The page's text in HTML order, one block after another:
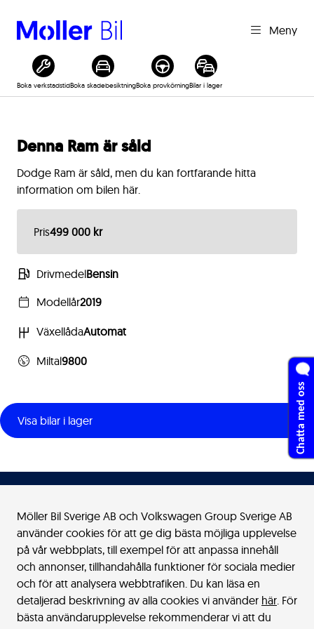
Meny
Boka verkstadstidBoka skadebesiktningBoka provkörningBilar i lager
Möller Bil Sverige AB och Volkswagen Group Sverige AB
använder cookies för att ge dig bästa möjliga upplevelse
på vår webbplats, till exempel för att anpassa innehåll
och annonser, tillhandahålla funktioner för sociala medier
och för att analysera webbtrafiken. Du kan läsa en
detaljerad beskrivning av alla cookies vi använder här. För
bästa användarupplevelse rekommenderar vi att du
Denna Ramär såld
Dodge Ram är såld, men du kan fortfarande hitta
information om bilen här.
Pris499 000 kr
DrivmedelBensin
Modellår2019
VäxellådaAutomat
Miltal9800
Visa bilar i lager
Möller Bil Sverige
Kontakt
Bilar
Chatta med oss